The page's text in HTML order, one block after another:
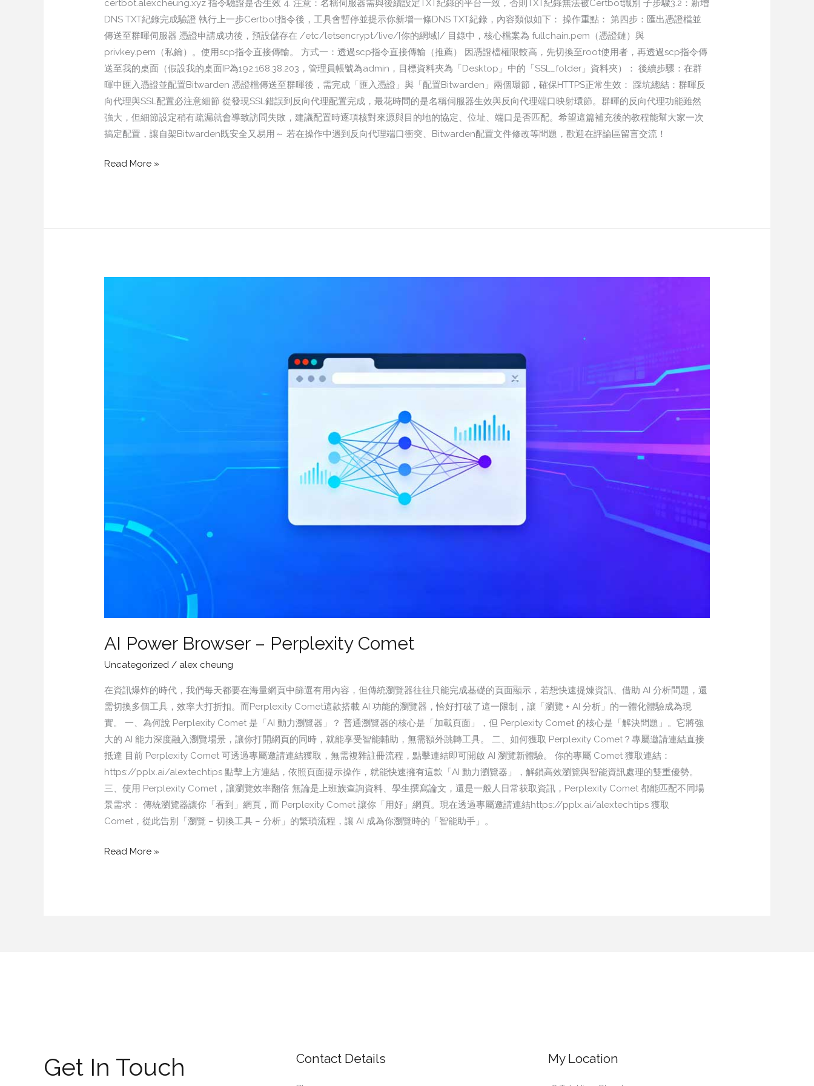
certbot.alexcheung.xyz 指令驗證是否生效 4. 注意：名稱伺服器需與後續設定TXT紀錄的平台一致，否則TXT紀錄無法被Certbot識別 子步驟3.2：新增
DNS TXT紀錄完成驗證 執行上一步Certbot指令後，工具會暫停並提示你新增一條DNS TXT紀錄，內容類似如下： 操作重點： 第四步：匯出憑證檔並
傳送至群暉伺服器 憑證申請成功後，預設儲存在 /etc/letsencrypt/live/[你的網域]/ 目錄中，核心檔案為 fullchain.pem（憑證鏈）與
privkey.pem（私鑰）。使用scp指令直接傳輸。 方式一：透過scp指令直接傳輸（推薦） 因憑證檔權限較高，先切換至root使用者，再透過scp指令傳
送至我的桌面（假設我的桌面IP為192.168.38.203，管理員帳號為admin，目標資料夾為「Desktop」中的「SSL_folder」資料夾）： 後續步驟：在群
暉中匯入憑證並配置Bitwarden 憑證檔傳送至群暉後，需完成「匯入憑證」與「配置Bitwarden」兩個環節，確保HTTPS正常生效： 踩坑總結：群暉反
向代理與SSL配置必注意細節 從發現SSL錯誤到反向代理配置完成，最花時間的是名稱伺服器生效與反向代理端口映射環節。群暉的反向代理功能雖然
強大，但細節設定稍有疏漏就會導致訪問失敗，建議配置時逐項核對來源與目的地的協定、位址、端口是否匹配。希望這篇補充後的教程能幫大家一次
搞定配置，讓自架Bitwarden既安全又易用～ 若在操作中遇到反向代理端口衝突、Bitwarden配置文件修改等問題，歡迎在評論區留言交流！
Read More »
AI Power Browser – Perplexity Comet
Uncategorized / alex cheung
在資訊爆炸的時代，我們每天都要在海量網頁中篩選有用內容，但傳統瀏覽器往往只能完成基礎的頁面顯示，若想快速提煉資訊、借助 AI 分析問題，還
需切換多個工具，效率大打折扣。而Perplexity Comet這款搭載 AI 功能的瀏覽器，恰好打破了這一限制，讓「瀏覽 + AI 分析」的一體化體驗成為現
實。​ 一、為何說 Perplexity Comet 是「AI 動力瀏覽器」？​ 普通瀏覽器的核心是「加載頁面」，但 Perplexity Comet 的核心是「解決問題」。它將強
大的 AI 能力深度融入瀏覽場景，讓你打開網頁的同時，就能享受智能輔助，無需額外跳轉工具。​ 二、如何獲取 Perplexity Comet？專屬邀請連結直接
抵達​ 目前 Perplexity Comet 可透過專屬邀請連結獲取，無需複雜註冊流程，點擊連結即可開啟 AI 瀏覽新體驗。​ 你的專屬 Comet 獲取連結：
https://pplx.ai/alextechtips​ 點擊上方連結，依照頁面提示操作，就能快速擁有這款「AI 動力瀏覽器」，解鎖高效瀏覽與智能資訊處理的雙重優勢。​
三、使用 Perplexity Comet，讓瀏覽效率翻倍​ 無論是上班族查詢資料、學生撰寫論文，還是一般人日常获取資訊，Perplexity Comet 都能匹配不同場
景需求：​ 傳統瀏覽器讓你「看到」網頁，而 Perplexity Comet 讓你「用好」網頁。現在透過專屬邀請連結https://pplx.ai/alextechtips 獲取
Comet，從此告別「瀏覽 – 切換工具 – 分析」的繁瑣流程，讓 AI 成為你瀏覽時的「智能助手」。
Read More »
Get In Touch Contact Details My Location